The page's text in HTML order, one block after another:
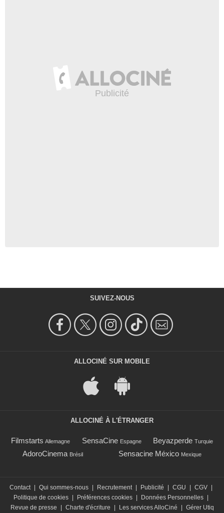
SUIVEZ-NOUS
ALLOCINÉ SUR MOBILE
ALLOCINÉ À L'ÉTRANGER
Filmstarts Allemagne SensaCine Espagne Beyazperde Turquie
AdoroCinema Brésil Sensacine México Mexique
Contact | Qui sommes-nous | Recrutement | Publicité | CGU | CGV |
Politique de cookies | Préférences cookies | Données Personnelles |
Revue de presse
| Charte d'écriture | Les services AlloCiné | Gérer Utiq